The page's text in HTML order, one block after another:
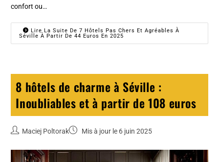
confort ou…
Lire La Suite De 7 Hôtels Pas Chers Et Agréables À
Séville À Partir De 44 Euros En 2025
8 hôtels de charme à Séville :
Inoubliables et à partir de 108 euros
Maciej Poltorak Mis à jour le 6 juin 2025